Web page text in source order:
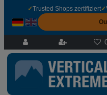
✓Trusted Shops zertifiziert✓